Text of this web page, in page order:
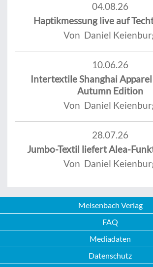
04.08.26
Haptikmessung live auf
Von Daniel
10.06.26
Intertextile Shanghai
Autumn Edition
Von Daniel
28.07.26
Jumbo-Textil liefert Alea-
Von Daniel
Meisenbach Verlag
FAQ
Mediadaten
Datenschutz